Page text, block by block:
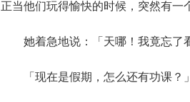
正当他们玩得愉快的时候，突然有一
她着急地说：「天哪！我竟忘了看
「现在是假期，怎么还有功课？」